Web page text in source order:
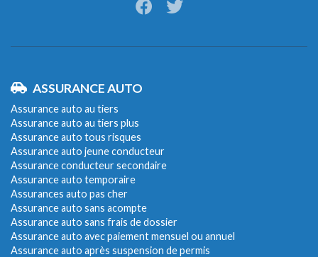
ASSURANCE AUTO
Assurance auto au tiers
Assurance auto au tiers plus
Assurance auto tous risques
Assurance auto jeune conducteur
Assurance conducteur secondaire
Assurance auto temporaire
Assurances auto pas cher
Assurance auto sans acompte
Assurance auto sans frais de dossier
Assurance auto avec paiement mensuel ou annuel
Assurance auto après suspension de permis